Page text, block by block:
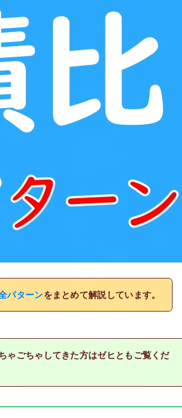
パターンをまとめて解説しています。
ゃごちゃしてきた方はゼヒともご覧くだ